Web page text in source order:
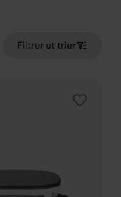
Filtrer et trier